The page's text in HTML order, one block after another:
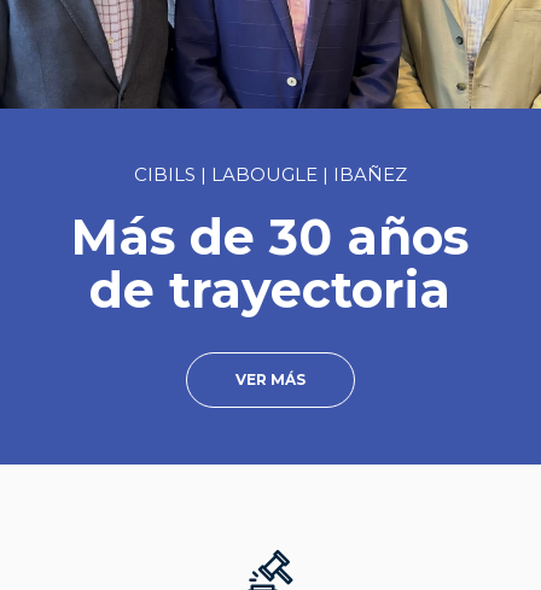
VER MÁS
CIBILS | LABOUGLE | IBAÑEZ
Más de 30 años
de trayectoria